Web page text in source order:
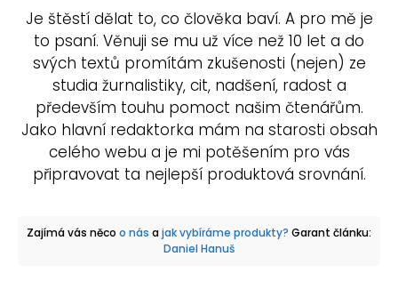
Je štěstí dělat to, co člověka baví. A pro mě je
to psaní. Věnuji se mu už více než 10 let a do
svých textů promítám zkušenosti (nejen) ze
studia žurnalistiky, cit, nadšení, radost a
především touhu pomoct našim čtenářům.
Jako hlavní redaktorka mám na starosti obsah
celého webu a je mi potěšením pro vás
připravovat ta nejlepší produktová srovnání.
Zajímá vás něco o nás ajak vybíráme produkty? Garant článku:
Daniel Hanuš